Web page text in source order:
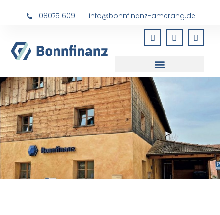
08075 609 info@bonnfinanz-amerang.de